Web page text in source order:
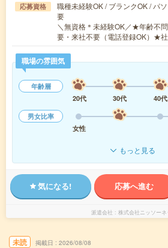
応募資格
職種未経験OK / ブランクOK / パ
要
＼無資格＊未経験OK／★年齢不
要・来社不要（電話登録OK）★
職場の雰囲気
年齢層
20代
30代 40代
男女比率
女性
もっと見る
気になる! 応募へ進む
派遣会社 株式会社ニッソーネ
未読 掲載日 2026/08/08